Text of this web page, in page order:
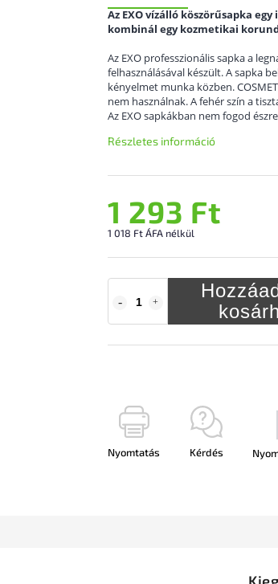
1 293 Ft
1 018 Ft ÁFA nélkül
Az EXO vízálló köszörűsapka
kombinál egy kozmetikai
Az EXO professzionális sapka a
felhasználásával készült. A sapka
kényelmet munka közben.
nem használnak. A fehér szín a
Az EXO sapkákban nem fogod
Részletes információ
Nyomtatás Kérdés